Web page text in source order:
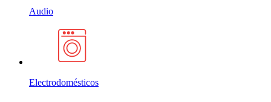
Audio
Electrodomésticos